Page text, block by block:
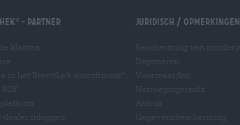
- Partner Juridisch / Opmerkingen